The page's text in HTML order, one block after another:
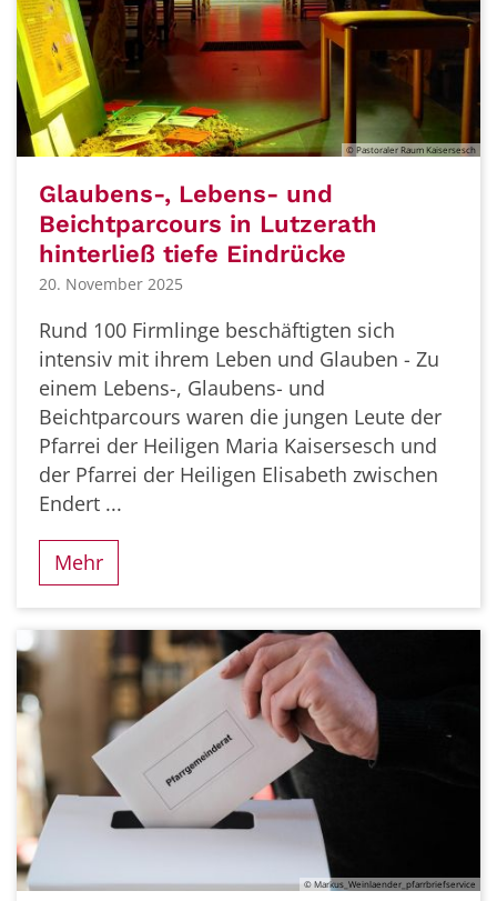
© Pastoraler Raum Kaisersesch
Glaubens-, Lebens- und
Beichtparcours in Lutzerath
hinterließ tiefe Eindrücke
20. November 2025
Rund 100 Firmlinge beschäftigten sich
intensiv mit ihrem Leben und Glauben - Zu
einem Lebens-, Glaubens- und
Beichtparcours waren die jungen Leute der
Pfarrei der Heiligen Maria Kaisersesch und
der Pfarrei der Heiligen Elisabeth zwischen
Endert ...
Mehr
© Markus_Weinlaender_pfarrbriefservice